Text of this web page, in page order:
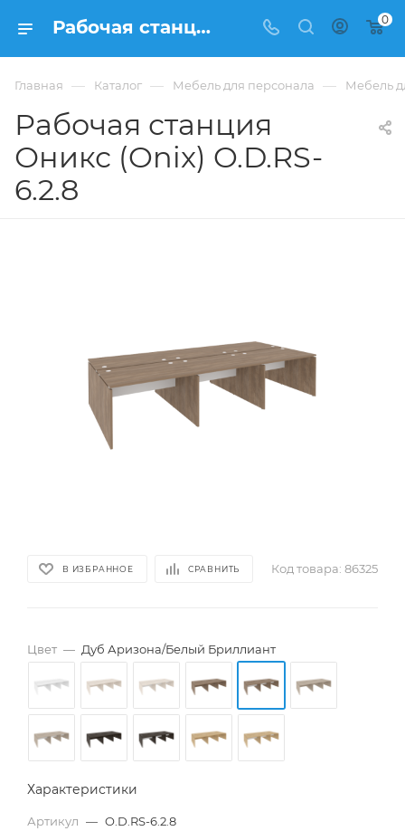
Рабочая станция Оникс (Onix) O.D.RS-6.2.8 из ЛДСП купить в Москве, цена 59 414 ₽ - интернет-магазин ФРАНКОМ 0
Главная — Каталог — Мебель для персонала — Мебель
Рабочая станция
Оникс (Onix) O.D.RS-
6.2.8
В ИЗБРАННОЕ СРАВНИТЬ Код товара: 86325
Цвет — Дуб Аризона/Белый Бриллиант
Характеристики
Артикул — O.D.RS-6.2.8